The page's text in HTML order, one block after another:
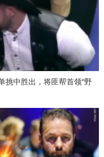
挑中胜出，将匪帮首领“野